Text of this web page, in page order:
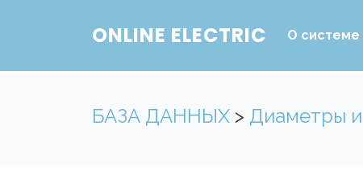
ONLINE ELECTRIC О системе
БАЗА ДАННЫХ > Диаметры